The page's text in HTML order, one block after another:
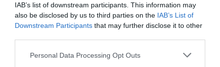
IAB’s list of downstream participants. This information may
also be disclosed by us to third parties on the IAB’s List of
Downstream Participants that may further disclose it to other
Please note that this website/app uses one or more Google
Personal Data Processing Opt Outs